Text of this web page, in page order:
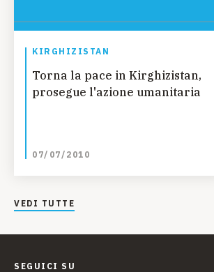
KIRGHIZISTAN
Torna la pace in Kirghizistan,
prosegue l'azione umanitaria
07/07/2010
VEDI TUTTE
SEGUICI SU